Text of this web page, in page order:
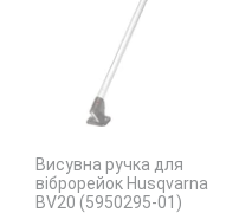
Висувна ручка для
віброрейок Husqvarna
BV20 (5950295-01)